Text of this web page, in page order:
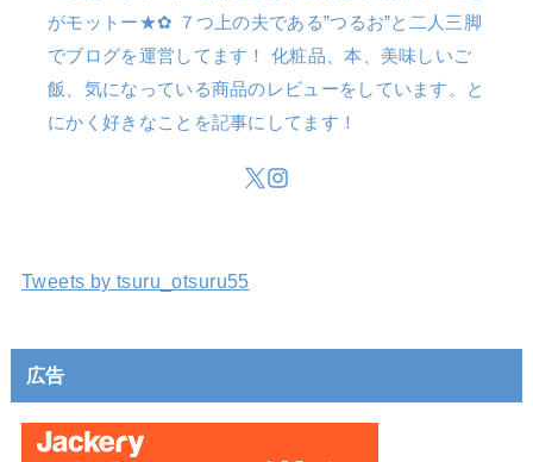
がモットー★✿ ７つ上の夫である”つるお”と二人三脚
でブログを運営してます！ 化粧品、本、美味しいご
飯、気になっている商品のレビューをしています。と
にかく好きなことを記事にしてます！
Tweets by tsuru_otsuru55
広告